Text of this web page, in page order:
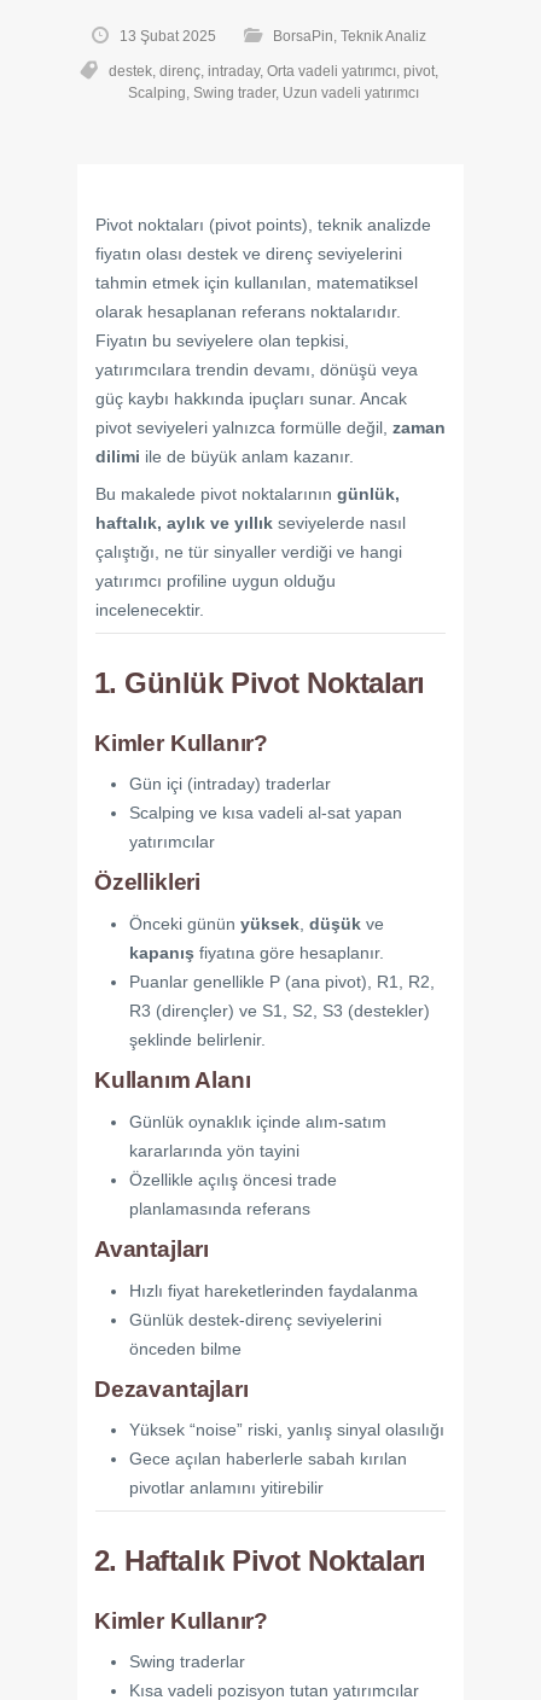
13 Şubat 2025 BorsaPin Teknik Analiz
destek, direnç, intraday, Orta vadeli yatırımcı, pivot,
Scalping Swing trader, Uzun vadeli yatırımcı
Pivot noktaları (pivot points), teknik analizde
fiyatın olası destek ve direnç seviyelerini
tahmin etmek için kullanılan, matematiksel
olarak hesaplanan referans noktalarıdır.
Fiyatın bu seviyelere olan tepkisi,
yatırımcılara trendin devamı, dönüşü veya
güç kaybı hakkında ipuçları sunar. Ancak
pivot seviyeleri yalnızca formülle değil, zaman
dilimi ile de büyük anlam kazanır.
Bu makalede pivot noktalarının günlük,
haftalık, aylık ve yıllık seviyelerde nasıl
çalıştığı, ne tür sinyaller verdiği ve hangi
yatırımcı profiline uygun olduğu
incelenecektir.
1. Günlük Pivot Noktaları
Kimler Kullanır?
Gün içi (intraday) traderlar
Scalping ve kısa vadeli al-sat yapan
yatırımcılar
Özellikleri
Önceki günün yüksek düşük ve
kapanış fiyatına göre hesaplanır.
Puanlar genellikle P (ana pivot), R1, R2,
R3 (dirençler) ve S1, S2, S3 (destekler)
şeklinde belirlenir.
Kullanım Alanı
Günlük oynaklık içinde alım-satım
kararlarında yön tayini
Özellikle açılış öncesi trade
planlamasında referans
Avantajları
Hızlı fiyat hareketlerinden faydalanma
Günlük destek-direnç seviyelerini
önceden bilme
Dezavantajları
Yüksek “noise” riski, yanlış sinyal olasılığı
Gece açılan haberlerle sabah kırılan
pivotlar anlamını yitirebilir
2. Haftalık Pivot Noktaları
Kimler Kullanır?
Swing traderlar
Kısa vadeli pozisyon tutan yatırımcılar